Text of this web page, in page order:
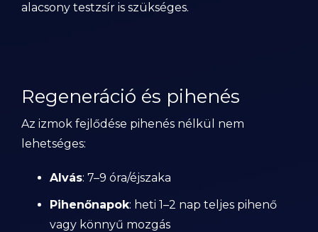
alacsony testzsír is szükséges.
Regeneráció és pihenés
Az izmok fejlődése pihenés nélkül nem
lehetséges:
Alvás: 7–9 óra/éjszaka
Pihenőnapok: heti 1–2 nap teljes pihenő
vagy könnyű mozgás